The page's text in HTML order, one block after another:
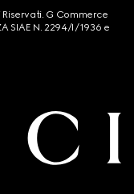
G Commerce
SIAE N. 2294/I/1936 e